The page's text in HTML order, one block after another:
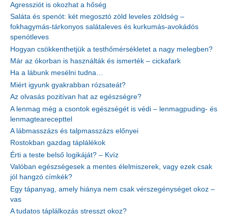
Agressziót is okozhat a hőség
Saláta és spenót: két megosztó zöld leveles zöldség –
fokhagymás-tárkonyos salátaleves és kurkumás-avokádós
spenótleves
Hogyan csökkenthetjük a testhőmérsékletet a nagy melegben?
Már az ókorban is használták és ismerték – cickafark
Ha a lábunk mesélni tudna…
Miért igyunk gyakrabban rózsateát?
Az olvasás pozitívan hat az egészségre?
A lenmag még a csontok egészségét is védi – lenmagpuding- és
lenmagtearecepttel
A lábmasszázs és talpmasszázs előnyei
Rostokban gazdag táplálékok
Érti a teste belső logikáját? – Kvíz
Valóban egészségesek a mentes élelmiszerek, vagy ezek csak
jól hangzó címkék?
Egy tápanyag, amely hiánya nem csak vérszegénységet okoz –
vas
A tudatos táplálkozás stresszt okoz?